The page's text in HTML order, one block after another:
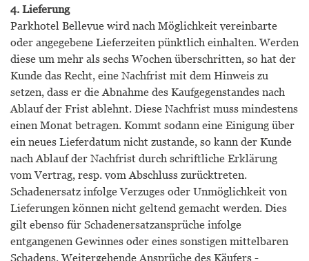
4. Lieferung
Parkhotel Bellevue wird nach Möglichkeit vereinbarte
oder angegebene Lieferzeiten pünktlich einhalten. Werden
diese um mehr als sechs Wochen überschritten, so hat der
Kunde das Recht, eine Nachfrist mit dem Hinweis zu
setzen, dass er die Abnahme des Kaufgegenstandes nach
Ablauf der Frist ablehnt. Diese Nachfrist muss mindestens
einen Monat betragen. Kommt sodann eine Einigung über
ein neues Lieferdatum nicht zustande, so kann der Kunde
nach Ablauf der Nachfrist durch schriftliche Erklärung
vom Vertrag, resp. vom Abschluss zurücktreten.
Schadenersatz infolge Verzuges oder Unmöglichkeit von
Lieferungen können nicht geltend gemacht werden. Dies
gilt ebenso für Schadenersatzansprüche infolge
entgangenen Gewinnes oder eines sonstigen mittelbaren
Schadens. Weitergehende Ansprüche des Käufers -